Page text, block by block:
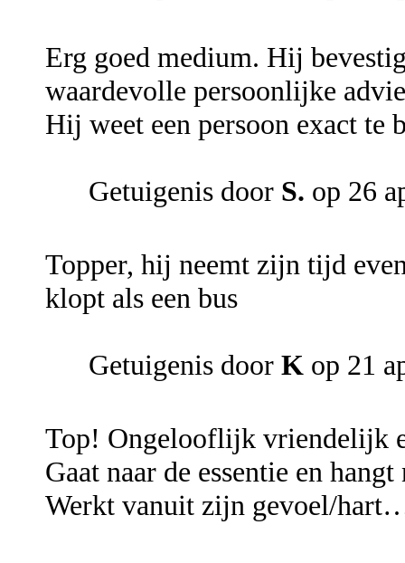
Erg goed medium. Hij
waardevolle persoonlijke
Hij weet een persoon exact te
Getuigenis door S. op 26
Topper, hij neemt zijn tijd
klopt als een bus
Getuigenis door K op 21
Top! Ongelooflijk vriendelijk
Gaat naar de essentie en
Werkt vanuit zijn gevoel/